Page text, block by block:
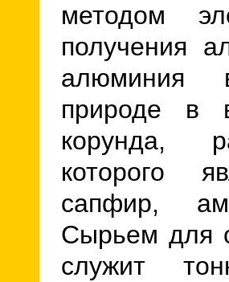
методом
получения
алюминия
природе в
корунда,
которого
сапфир,
Сырьем для
служит